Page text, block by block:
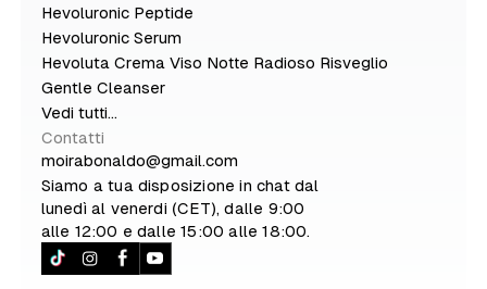
Hevoluronic Peptide
Hevoluronic Serum
Hevoluta Crema Viso Notte Radioso Risveglio
Gentle Cleanser
Vedi tutti...
Contatti
moirabonaldo@gmail.com
Siamo a tua disposizione in chat dal
lunedì al venerdi (CET), dalle 9:00
alle 12:00 e dalle 15:00 alle 18:00.